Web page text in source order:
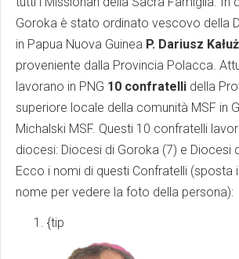
Goroka è stato ordinato vescovo della
in Papua Nuova Guinea P. Dariusz
proveniente dalla Provincia Polacca.
lavorano in PNG 10 confratelli della
superiore locale della comunità MSF in
Michalski MSF. Questi 10 confratelli
diocesi: Diocesi di Goroka (7) e Diocesi
Ecco i nomi di questi Confratelli (sposta
nome per vedere la foto della persona):
{tip